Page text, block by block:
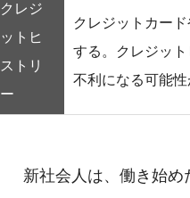
クレジ
ットヒ
ストリ
ー
クレジットカー
する。クレジッ
不利になる可能性
新社会人は、働き始